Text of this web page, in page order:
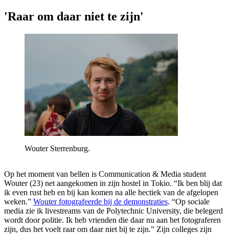
'Raar om daar niet te zijn'
Wouter Sterrenburg.
Op het moment van bellen is Communication & Media student
Wouter (23) net aangekomen in zijn hostel in Tokio. “Ik ben blij dat
ik even rust heb en bij kan komen na alle hectiek van de afgelopen
weken.” Wouter fotografeerde bij de demonstraties. “Op sociale
media zie ik livestreams van de Polytechnic University, die belegerd
wordt door politie. Ik heb vrienden die daar nu aan het fotograferen
zijn, dus het voelt raar om daar niet bij te zijn.” Zijn colleges zijn